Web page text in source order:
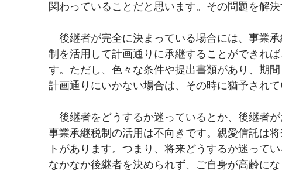
関わっていることだと思います。その問題を解決
後継者が完全に決まっている場合には、事業
制を活用して計画通りに承継することができれ
す。ただし、色々な条件や提出書類があり、期
計画通りにいかない場合は、その時に猶予されて
後継者をどうするか迷っているとか、後継者が
事業承継税制の活用は不向きです。親愛信託は
トがあります。つまり、将来どうするか迷って
なかなか後継者を決められず、ご自身が高齢に